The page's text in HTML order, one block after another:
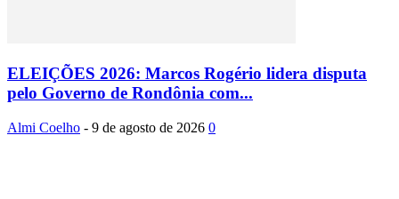
ELEIÇÕES 2026: Marcos Rogério lidera disputa
pelo Governo de Rondônia com...
Almi Coelho - 9 de agosto de 2026 0